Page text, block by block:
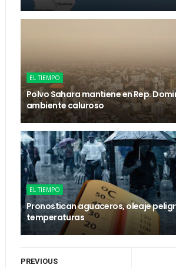
EL TIEMPO
Polvo Sahara mantiene en Rep.
ambiente caluroso
EL TIEMPO
Pronostican aguaceros, oleaje
temperaturas
PREVIOUS